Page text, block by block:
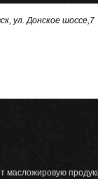
ул. Донское шоссе,7
масложировую